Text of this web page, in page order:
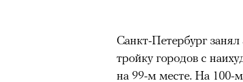
Санкт-Петербург
тройку городов с
на 99-м месте. На 100-